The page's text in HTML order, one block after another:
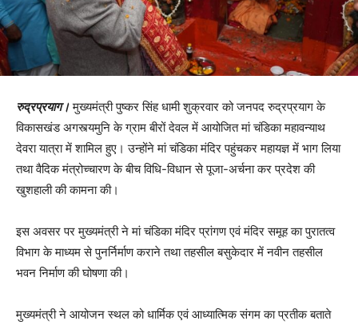
रुद्रप्रयाग। मुख्यमंत्री पुष्कर सिंह धामी शुक्रवार को जनपद रुद्रप्रयाग के
विकासखंड अगस्त्यमुनि के ग्राम बीरों देवल में आयोजित मां चंडिका महावन्याथ
देवरा यात्रा में शामिल हुए। उन्होंने मां चंडिका मंदिर पहुंचकर महायज्ञ में भाग लिया
तथा वैदिक मंत्रोच्चारण के बीच विधि-विधान से पूजा-अर्चना कर प्रदेश की
खुशहाली की कामना की।
इस अवसर पर मुख्यमंत्री ने मां चंडिका मंदिर प्रांगण एवं मंदिर समूह का पुरातत्व
विभाग के माध्यम से पुनर्निर्माण कराने तथा तहसील बसुकेदार में नवीन तहसील
भवन निर्माण की घोषणा की।
मुख्यमंत्री ने आयोजन स्थल को धार्मिक एवं आध्यात्मिक संगम का प्रतीक बताते